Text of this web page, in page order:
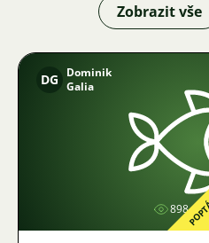
Zobrazit vše
DG
Dominik
Galia
898